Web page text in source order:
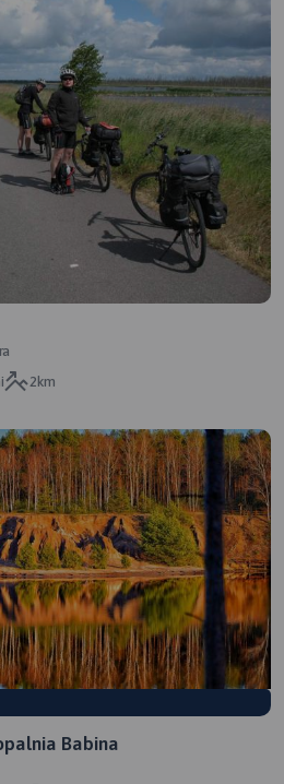
2km
Babina